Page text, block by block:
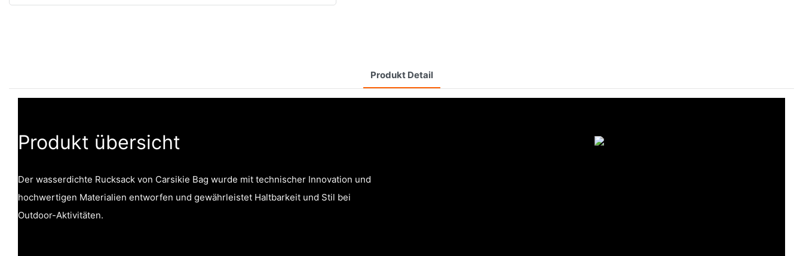
Produkt Detail
Produkt übersicht
Der wasserdichte Rucksack von Carsikie Bag wurde mit technischer Innovation und
hochwertigen Materialien entworfen und gewährleistet Haltbarkeit und Stil bei
Outdoor-Aktivitäten.